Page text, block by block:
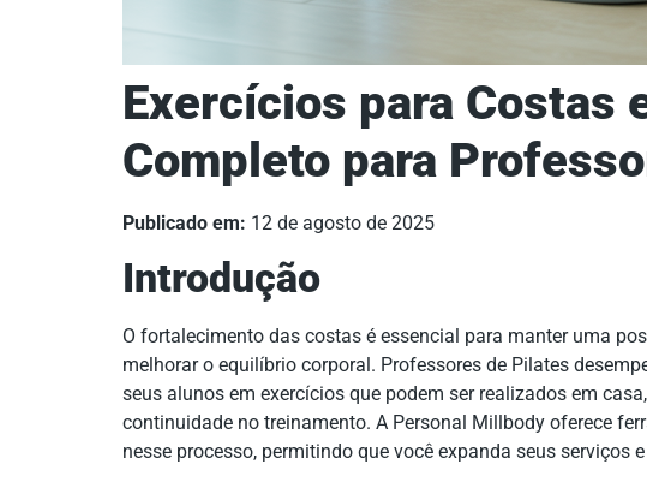
Exercícios para Costas
Completo para
Publicado em: 12 de agosto de 2025
Introdução
O fortalecimento das costas é essencial para manter uma
melhorar o equilíbrio corporal. Professores de Pilates
seus alunos em exercícios que podem ser realizados em
continuidade no treinamento. A Personal Millbody oferece
nesse processo, permitindo que você expanda seus serviços